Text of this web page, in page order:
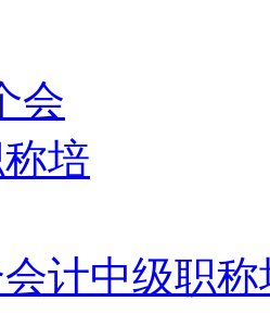
计中级职